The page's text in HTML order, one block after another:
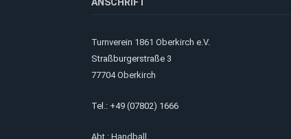
ANSCHRIFT
Turnverein 1861 Oberkirch e.V.
Straßburgerstraße 3
77704 Oberkirch
Tel.: +49 (07802) 1666
Abt.: Handball